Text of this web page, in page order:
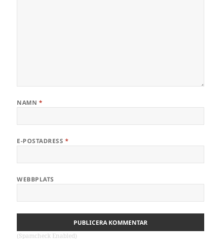
NAMN *
E-POSTADRESS *
WEBBPLATS
(Spamcheck Enabled)